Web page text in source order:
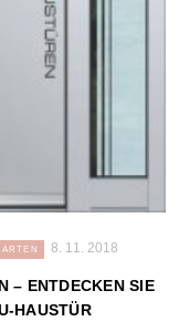
8. 11. 2018
– ENTDECKEN SIE
HAUSTÜR